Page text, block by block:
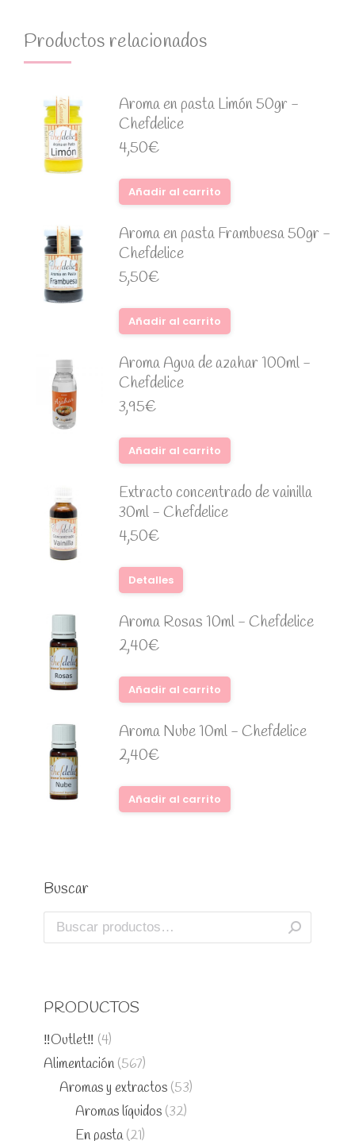
Productos relacionados
Aroma en pasta Limón 50gr -
Chefdelice
4,50€
Añadir al carrito
Aroma en pasta Frambuesa 50gr -
Chefdelice
5,50€
Añadir al carrito
Aroma Agua de azahar 100ml -
Chefdelice
3,95€
Añadir al carrito
Extracto concentrado de vainilla
30ml - Chefdelice
4,50€
Detalles
Aroma Rosas 10ml - Chefdelice
2,40€
Añadir al carrito
Aroma Nube 10ml - Chefdelice
2,40€
Añadir al carrito
Buscar
PRODUCTOS
‼️Outlet‼️ (4)
Alimentación (567)
Aromas y extractos (53)
Aromas líquidos (32)
En pasta (21)